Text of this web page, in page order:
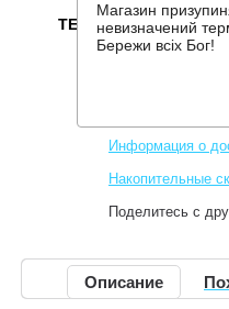
ТЕРМОС KOVEA
Информация о
Накопительные
Поделитесь с
Описание
Магазин
невизначений
Бережи всіх Бог!